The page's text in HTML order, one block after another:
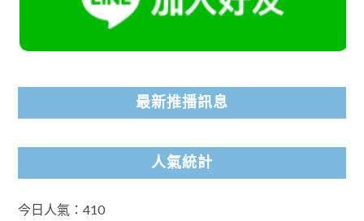
最新推播訊息
人氣統計
今日人氣：410